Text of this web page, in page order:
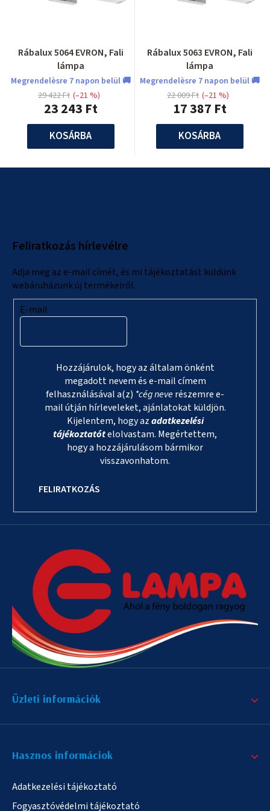
Rábalux 5064 EVRON, Fali
lámpa
Megrendelèsre 7 napon belül 🚚
23 243 Ft
29 422 Ft (–21 %)
KOSÁRBA
Rábalux 5063 EVRON, Fali
lámpa
Megrendelèsre 7 napon belül 🚚
17 387 Ft
22 009 Ft (–21 %)
KOSÁRBA
Feliratkozás hírlevélre
Adja meg az e-mail címét, és mi tájékoztatást küldünk
webáruházunk új termékeiről.
E-mail
Hozzájárulok, hogy az általam önként
megadott nevem és e-mail címem
felhasználásával a(z) *cég neverészemre e-
mail útján hírleveleket, ajánlatokat küldjön.
Kijelentem, hogy azadatkezelési
tájékoztatótelolvastam. Megértettem,
hogy a hozzájárulásom bármikor
visszavonhatom.
FELIRATKOZÁS
Üzleti információk
Hasznos informáciok
Adatkezelési tájékoztató
Fogyasztóvédelmi tájékoztató